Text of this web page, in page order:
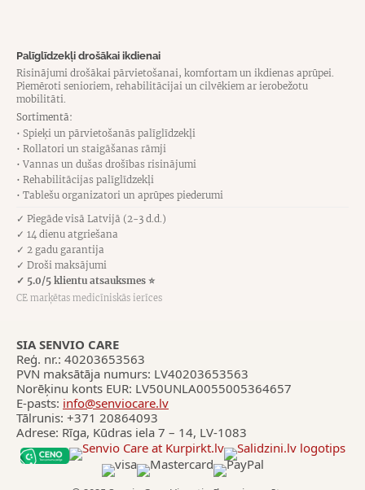
Palīglīdzekļi drošākai ikdienai
Risinājumi drošākai pārvietošanai, komfortam un ikdienas aprūpei.
Piemēroti senioriem, rehabilitācijai un cilvēkiem ar ierobežotu
mobilitāti.
Sortimentā:
• Spieķi un pārvietošanās palīglīdzekļi
• Rollatori un staigāšanas rāmji
• Vannas un dušas drošības risinājumi
• Rehabilitācijas palīglīdzekļi
• Tablešu organizatori un aprūpes piederumi
✓ Piegāde visā Latvijā (2-3 d.d.)
✓ 14 dienu atgriešana
✓ 2 gadu garantija
✓ Droši maksājumi
✓ 5.0/5 klientu atsauksmes ⭐
CE marķētas medicīniskās ierīces
SIA SENVIO CARE
Reģ. nr.: 40203653563
PVN maksātāja numurs: LV40203653563
Norēķinu konts EUR: LV50UNLA0055005364657
E-pasts: info@senviocare.lv
Tālrunis: +371 20864093
Adrese: Rīga, Kūdras iela 7 – 14, LV-1083
Pārtika,